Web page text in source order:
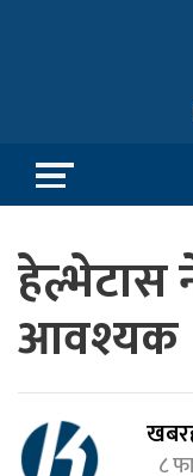
हेल्भेटास
आवश्यक
८